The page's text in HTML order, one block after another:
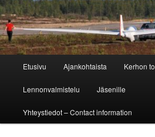
Etusivu Ajankohtaista Kerhon
Lennonvalmistelu Jäsenille
Yhteystiedot – Contact information